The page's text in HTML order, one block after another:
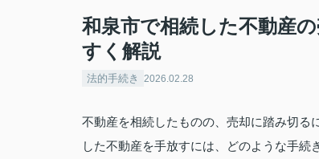
和泉市で相続した不動産
すく解説
法的手続き 2026.02.28
不動産を相続したものの、売却に踏み切る
した不動産を手放すには、どのような手